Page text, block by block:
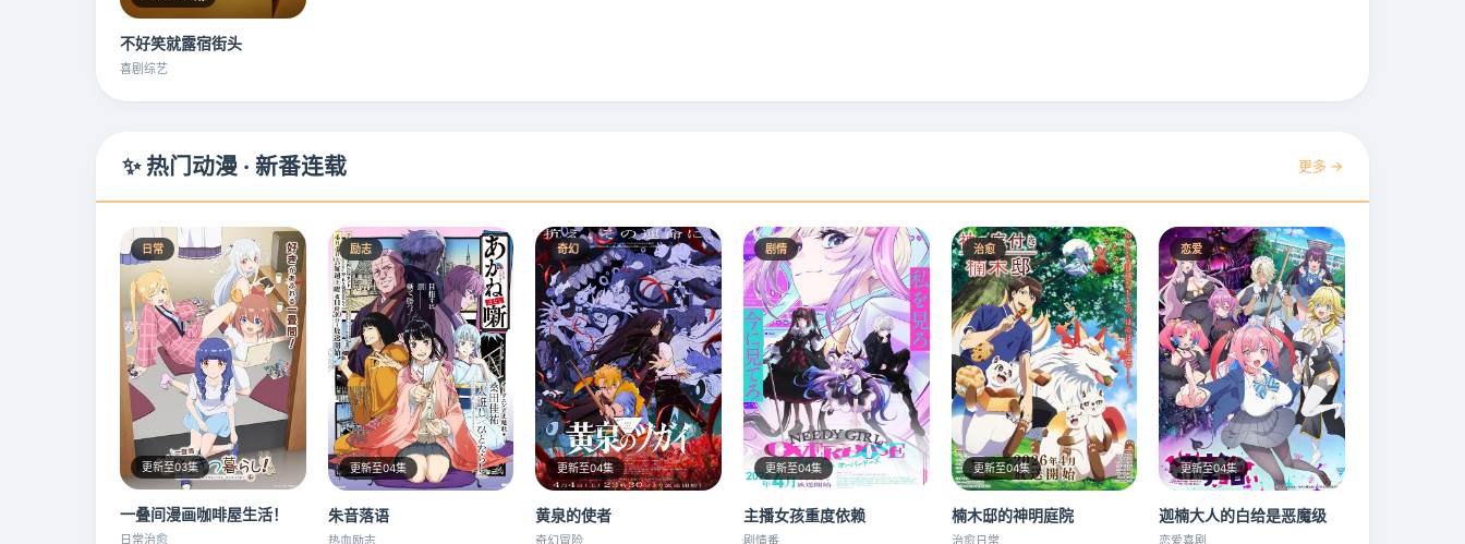
不好笑就露宿街头
喜剧综艺
✨ 热门动漫 · 新番连载 更多 →
日常
更新至03集
一叠间漫画咖啡屋生活！
日常治愈
励志
更新至04集
朱音落语
热血励志
奇幻
更新至04集
黄泉的使者
奇幻冒险
剧情
更新至04集
主播女孩重度依赖
剧情番
治愈
更新至04集
楠木邸的神明庭院
治愈日常
恋爱
更新至04集
迦楠大人的白给是恶魔级
恋爱喜剧